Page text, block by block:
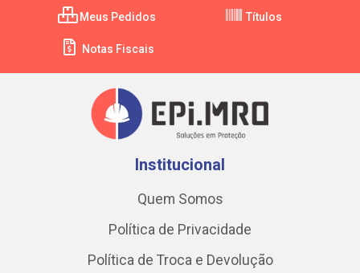
Meus Pedidos Títulos
Notas Fiscais
Institucional
Quem Somos
Política de Privacidade
Política de Troca e Devolução